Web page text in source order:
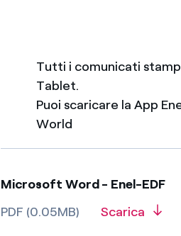
Tutti i comunicati
Tablet.
Puoi scaricare la App
World
Microsoft Word - Enel-EDF
PDF (0.05MB)
Scarica